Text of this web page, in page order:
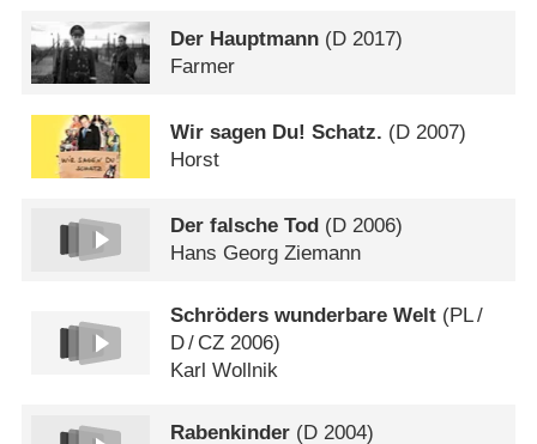
Der Hauptmann (D 2017)
Farmer
Wir sagen Du! Schatz. (D 2007)
Horst
Der falsche Tod (D 2006)
Hans Georg Ziemann
Schröders wunderbare Welt (PL/
D/ CZ 2006)
Karl Wollnik
Rabenkinder (D 2004)